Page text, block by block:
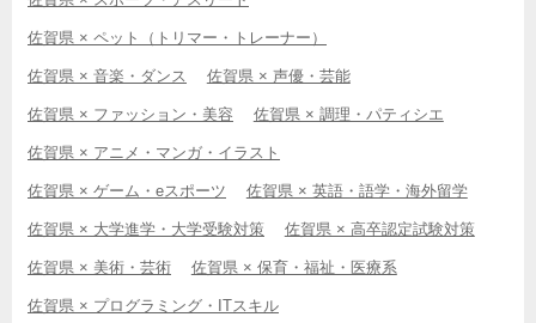
佐賀県 × ペット（トリマー・トレーナー）
佐賀県 × 音楽・ダンス 佐賀県 × 声優・芸能
佐賀県 × ファッション・美容 佐賀県 × 調理・パティシエ
佐賀県 × アニメ・マンガ・イラスト
佐賀県 × ゲーム・eスポーツ 佐賀県 × 英語・語学・海外留学
佐賀県 × 大学進学・大学受験対策 佐賀県 × 高卒認定試験対策
佐賀県 × 美術・芸術 佐賀県 × 保育・福祉・医療系
佐賀県 × プログラミング・ITスキル